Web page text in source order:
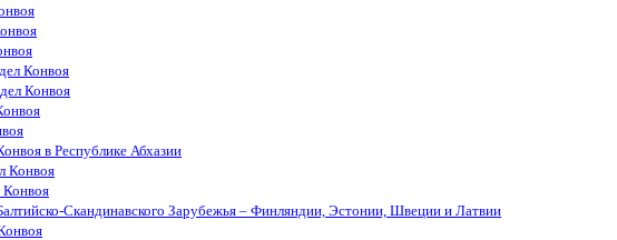
Конвоя
Конвоя
в Республике Абхазии
Конвоя
Конвоя
Скандинавского Зарубежья – Финляндии, Эстонии, Швеции и Латвии